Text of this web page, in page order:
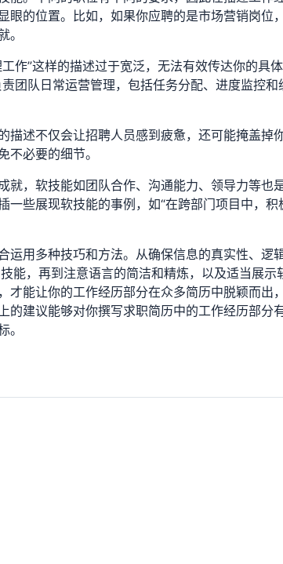
眼的位置。比如，如果你应聘的是市场营销岗位
。
作”这样的描述过于宽泛，无法有效传达你的具
团队日常运营管理，包括任务分配、进度监控和
描述不仅会让招聘人员感到疲惫，还可能掩盖掉
必要的细节。
就，软技能如团队合作、沟通能力、领导力等也
些展现软技能的事例，如“在跨部门项目中，积
运用多种技巧和方法。从确保信息的真实性、逻
能，再到注意语言的简洁和精炼，以及适当展示
才能让你的工作经历部分在众多简历中脱颖而出
的建议能够对你撰写求职简历中的工作经历部分